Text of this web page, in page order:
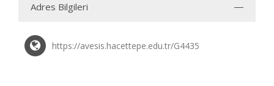
Adres Bilgileri
https://avesis.hacettepe.edu.tr/G4435